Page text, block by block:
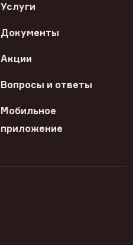
Услуги
Документы
Акции
Вопросы и ответы
Мобильное
приложение